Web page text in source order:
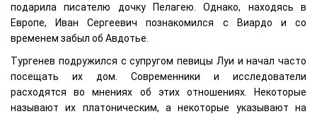
подарила писателю дочку Пелагею. Однако, находясь в
Европе, Иван Сергеевич познакомился с Виардо и со
временем забыл об Авдотье.
Тургенев подружился с супругом певицы Луи и начал часто
посещать их дом. Современники и исследователи
расходятся во мнениях об этих отношениях. Некоторые
называют их платоническим, а некоторые указывают на